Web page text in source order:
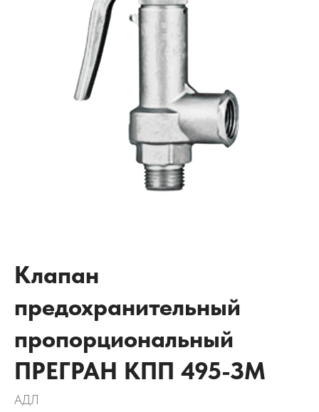
Клапан
предохранительный
пропорциональный
ПРЕГРАН КПП 495-ЗМ
АДЛ